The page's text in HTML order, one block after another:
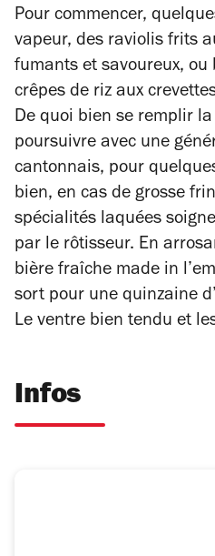
Pour commencer,
vapeur, des raviolis frits
fumants et savoureux,
crêpes de riz aux
De quoi bien se remplir
poursuivre avec une
cantonnais, pour
bien, en cas de grosse
spécialités laquées
par le rôtisseur. En
bière fraîche made in
sort pour une quinzaine
Le ventre bien tendu et
Infos